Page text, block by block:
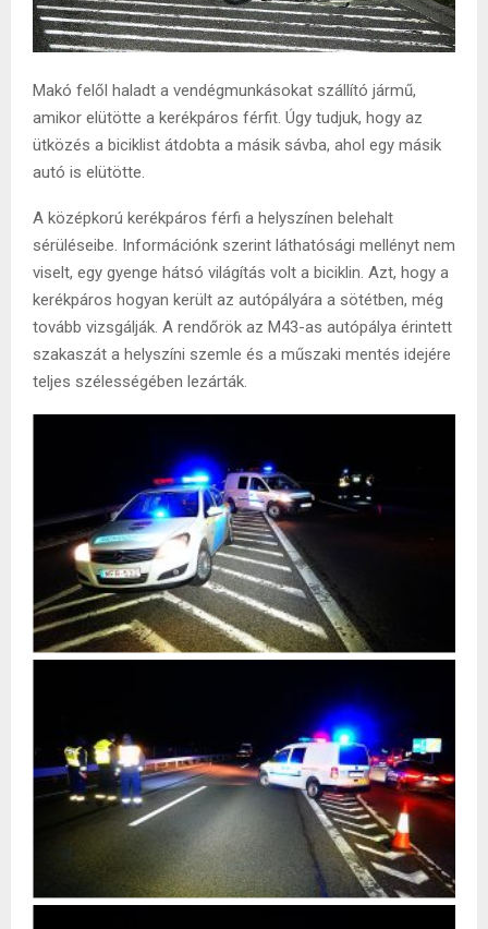
Makó felől haladt a vendégmunkásokat szállító jármű,
amikor elütötte a kerékpáros férfit. Úgy tudjuk, hogy az
ütközés a biciklist átdobta a másik sávba, ahol egy másik
autó is elütötte.
A középkorú kerékpáros férfi a helyszínen belehalt
sérüléseibe. Információnk szerint láthatósági mellényt nem
viselt, egy gyenge hátsó világítás volt a biciklin. Azt, hogy a
kerékpáros hogyan került az autópályára a sötétben, még
tovább vizsgálják. A rendőrök az M43-as autópálya érintett
szakaszát a helyszíni szemle és a műszaki mentés idejére
teljes szélességében lezárták.